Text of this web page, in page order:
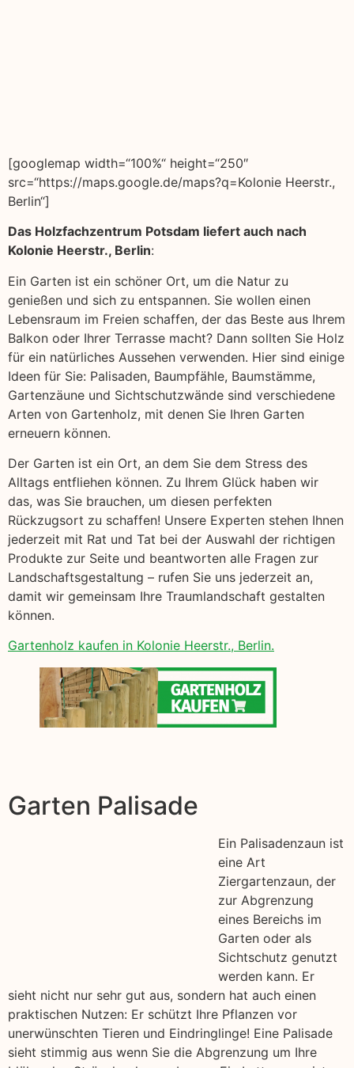
[googlemap width=“100%“ height=“250″
src=“https://maps.google.de/maps?q=Kolonie Heerstr.,
Berlin“]
Das Holzfachzentrum Potsdam liefert auch nach
Kolonie Heerstr., Berlin:
Ein Garten ist ein schöner Ort, um die Natur zu
genießen und sich zu entspannen. Sie wollen einen
Lebensraum im Freien schaffen, der das Beste aus Ihrem
Balkon oder Ihrer Terrasse macht? Dann sollten Sie Holz
für ein natürliches Aussehen verwenden. Hier sind einige
Ideen für Sie: Palisaden, Baumpfähle, Baumstämme,
Gartenzäune und Sichtschutzwände sind verschiedene
Arten von Gartenholz, mit denen Sie Ihren Garten
erneuern können.
Der Garten ist ein Ort, an dem Sie dem Stress des
Alltags entfliehen können. Zu Ihrem Glück haben wir
das, was Sie brauchen, um diesen perfekten
Rückzugsort zu schaffen! Unsere Experten stehen Ihnen
jederzeit mit Rat und Tat bei der Auswahl der richtigen
Produkte zur Seite und beantworten alle Fragen zur
Landschaftsgestaltung – rufen Sie uns jederzeit an,
damit wir gemeinsam Ihre Traumlandschaft gestalten
können.
Gartenholz kaufen in Kolonie Heerstr., Berlin.
Garten Palisade
Ein Palisadenzaun ist
eine Art
Ziergartenzaun, der
zur Abgrenzung
eines Bereichs im
Garten oder als
Sichtschutz genutzt
werden kann. Er
sieht nicht nur sehr gut aus, sondern hat auch einen
praktischen Nutzen: Er schützt Ihre Pflanzen vor
unerwünschten Tieren und Eindringlinge! Eine Palisade
sieht stimmig aus wenn Sie die Abgrenzung um Ihre